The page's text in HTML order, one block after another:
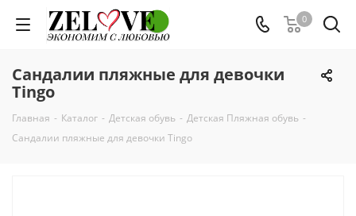
0
Сандалии пляжные для девочки
Tingo
Главная - Каталог - Детская обувь - Детская Пляжная обувь -
Сандалии пляжные для девочки Tingo